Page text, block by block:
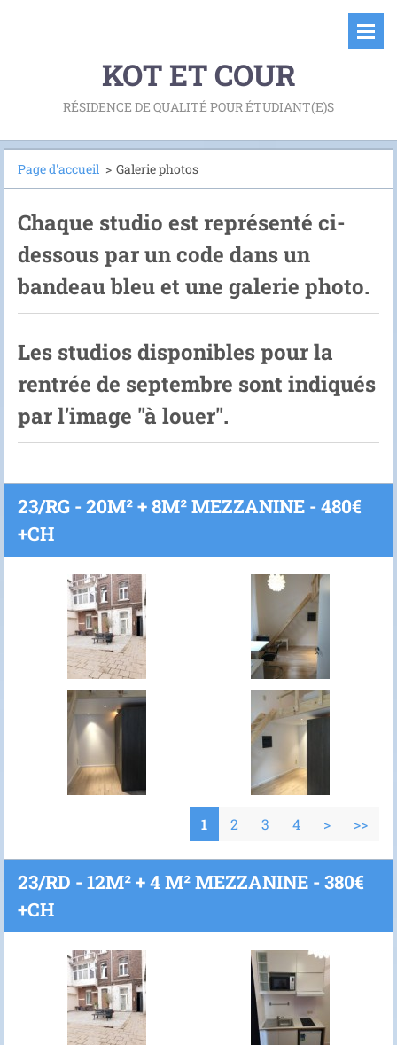
KOT ET COUR
RÉSIDENCE DE QUALITÉ POUR ÉTUDIANT(E)S
Page d'accueil > Galerie photos
Chaque studio est représenté ci-
dessous par un code dans un
bandeau bleu et une galerie photo.
Les studios disponibles pour la
rentrée de septembre sont indiqués
par l'image "à louer".
23/RG - 20M² + 8M² MEZZANINE - 480€
+CH
1 2 3 4 > >>
23/RD - 12M² + 4 M² MEZZANINE - 380€
+CH